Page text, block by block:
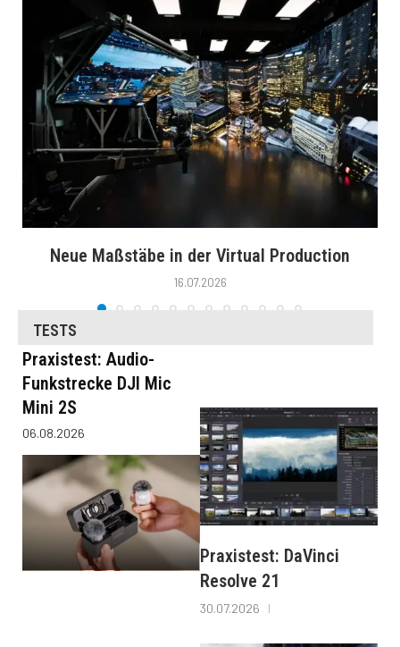
Neue Maßstäbe in der Virtual Production
16.07.2026
TESTS
Praxistest: Audio-
Funkstrecke DJI Mic
Mini 2S
06.08.2026
Praxistest: DaVinci
Resolve 21
30.07.2026